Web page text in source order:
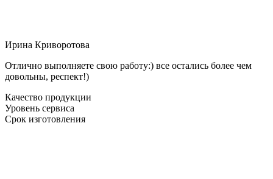
Ирина Криворотова
Отлично выполняете свою работу:) все остались более чем
довольны, респект!)
Качество продукции
Уровень сервиса
Срок изготовления